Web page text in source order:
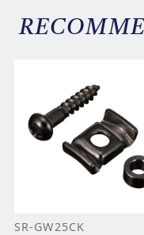
SR-GW25CK